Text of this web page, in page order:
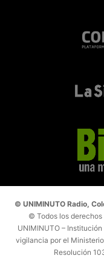
© UNIMINUTO Radio,
© Todos los derechos
UNIMINUTO –
vigilancia por el
Resolución